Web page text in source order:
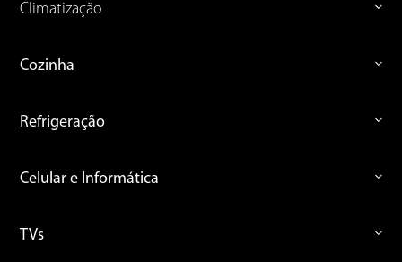
Climatização
Cozinha
Refrigeração
Celular e Informática
TVs